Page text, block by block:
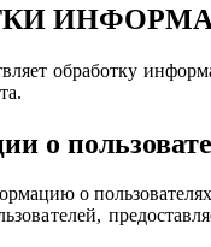
обработку
о
о